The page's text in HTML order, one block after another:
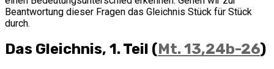
Beantwortung dieser Fragen das Gleichnis Stück für Stück
durch.
Das Gleichnis, 1. Teil (Mt. 13,24b-26)